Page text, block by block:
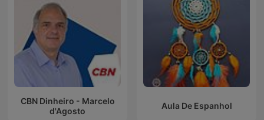
CBN Dinheiro - Marcelo
d'Agosto
Aula De Espanhol